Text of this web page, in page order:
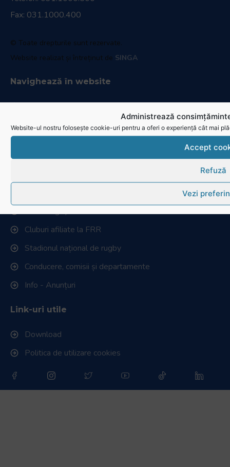
Administrează
Website-ul nostru folosește cookie-uri pentru a oferi o experiență cât mai
Accept
Refuză
Vezi
Fax: 031.1000.400
© Toate drepturile sunt rezervate.
Website realizat și întreținut de SINGA
Navighează în website
Ultimele știri
Transmisii live și reluări
Cum se joacă Rugby
Federația Româna de Rugby
Istoric rugby în România
Cluburi afiliate la FRR
Stadionul național de rugby
Conducere, comisii și departamente
Info - Anunțuri
Link-uri utile
Download
Politica de utilizare cookies